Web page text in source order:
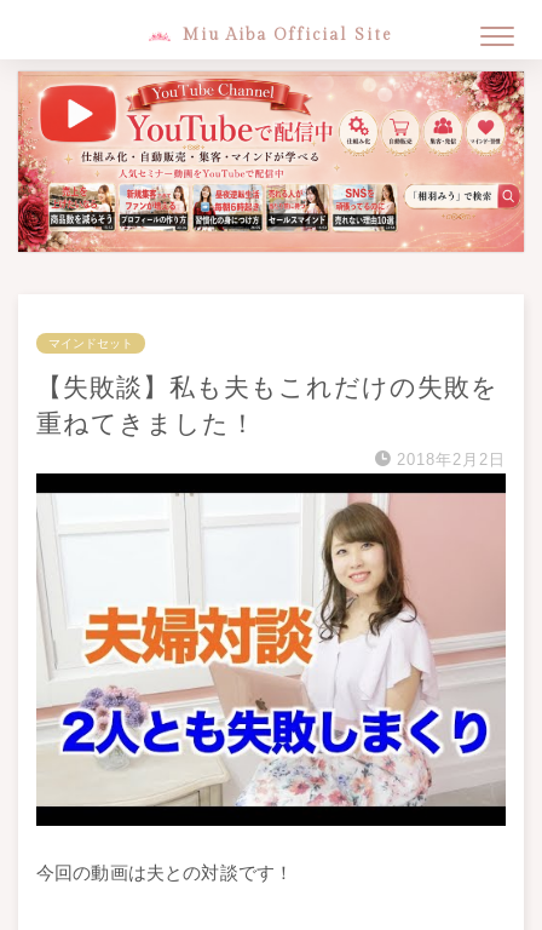
Miu Aiba Official Site
マインドセット
【失敗談】私も夫もこれだけの失敗を
重ねてきました！
2018年2月2日
今回の動画は夫との対談です！